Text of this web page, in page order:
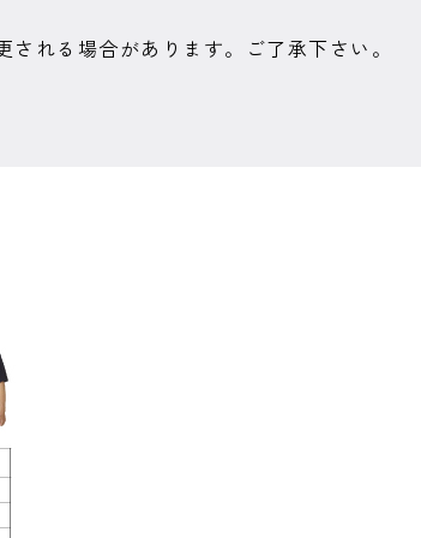
れる場合があります。ご了承下さい。